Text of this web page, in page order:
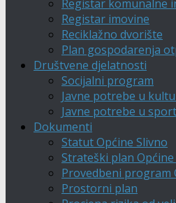
Registar komunalne
Registar imovine
Reciklažno dvorište
Plan gospodarenja
Društvene djelatnosti
Socijalni program
Javne potrebe u
Javne potrebe u
Dokumenti
Statut Općine Slivno
Strateški plan Općine
Provedbeni program
Prostorni plan